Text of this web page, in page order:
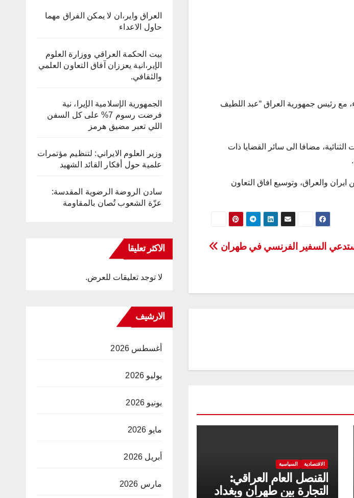
مع رئيس جمهورية العراق “عبد اللطيف
مضافا الى سائر القضايا ذات
والعراق، وتوسيع افاق التعاون
السفير الفرنسي في طهران
الاقتصادية السياسية
القنصل العام العراقي:
التجارة بين طهران وبغداد
العراق واير،ان لا يمكن الفراق مهما
حاول الاعداء
بيت الحكمة العراقي ووزارة العلوم
الإير،انية يعززان آفاق التعاون العلمي
والثقافي.
الجمهورية الإسلامية الإيرا، نية
فرضت رسوم 7% على كل السفن
اللي تعبر مضيق هرمز
وزير العلوم الايراني: لتنظيم مؤتمرات
علمية حول أفكار القائد الشهيد
سادن الروضة الرضوية المقدسة:
عزّة الشعوب تُصان بالمقاومة
الاكثر تعليقا
لا توجد تعليقات للعرض.
الارشيف
أغسطس 2026
يوليو 2026
يونيو 2026
مايو 2026
أبريل 2026
مارس 2026